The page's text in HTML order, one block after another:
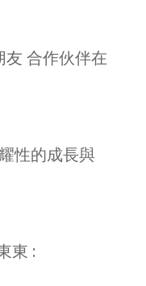
友 合作伙伴在
性的成長與
東 :